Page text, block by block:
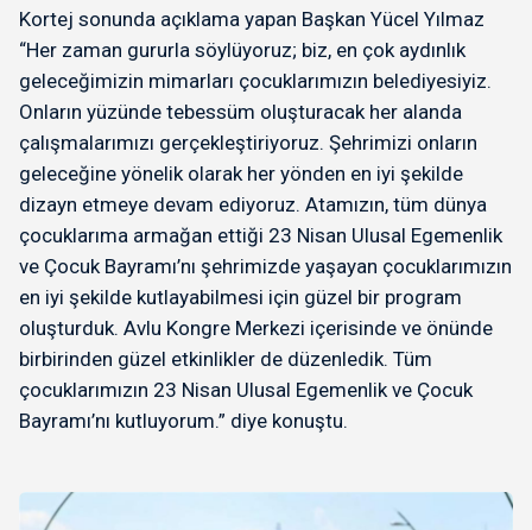
Kortej sonunda açıklama yapan Başkan Yücel Yılmaz
“Her zaman gururla söylüyoruz; biz, en çok aydınlık
geleceğimizin mimarları çocuklarımızın belediyesiyiz.
Onların yüzünde tebessüm oluşturacak her alanda
çalışmalarımızı gerçekleştiriyoruz. Şehrimizi onların
geleceğine yönelik olarak her yönden en iyi şekilde
dizayn etmeye devam ediyoruz. Atamızın, tüm dünya
çocuklarıma armağan ettiği 23 Nisan Ulusal Egemenlik
ve Çocuk Bayramı’nı şehrimizde yaşayan çocuklarımızın
en iyi şekilde kutlayabilmesi için güzel bir program
oluşturduk. Avlu Kongre Merkezi içerisinde ve önünde
birbirinden güzel etkinlikler de düzenledik. Tüm
çocuklarımızın 23 Nisan Ulusal Egemenlik ve Çocuk
Bayramı’nı kutluyorum.” diye konuştu.